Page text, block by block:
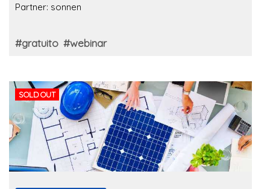
Partner: sonnen
#gratuito #webinar
SOLD OUT